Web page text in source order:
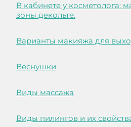
В кабинете у косметолога:
зоны декольте.
Варианты макияжа для
Веснушки
Виды массажа
Виды пилингов и их